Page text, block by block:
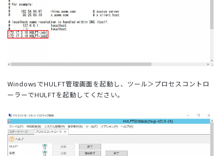
WindowsでHULFT管理画面を起動し、ツール＞プロセスコントロ
ーラーでHULFTを起動してください。